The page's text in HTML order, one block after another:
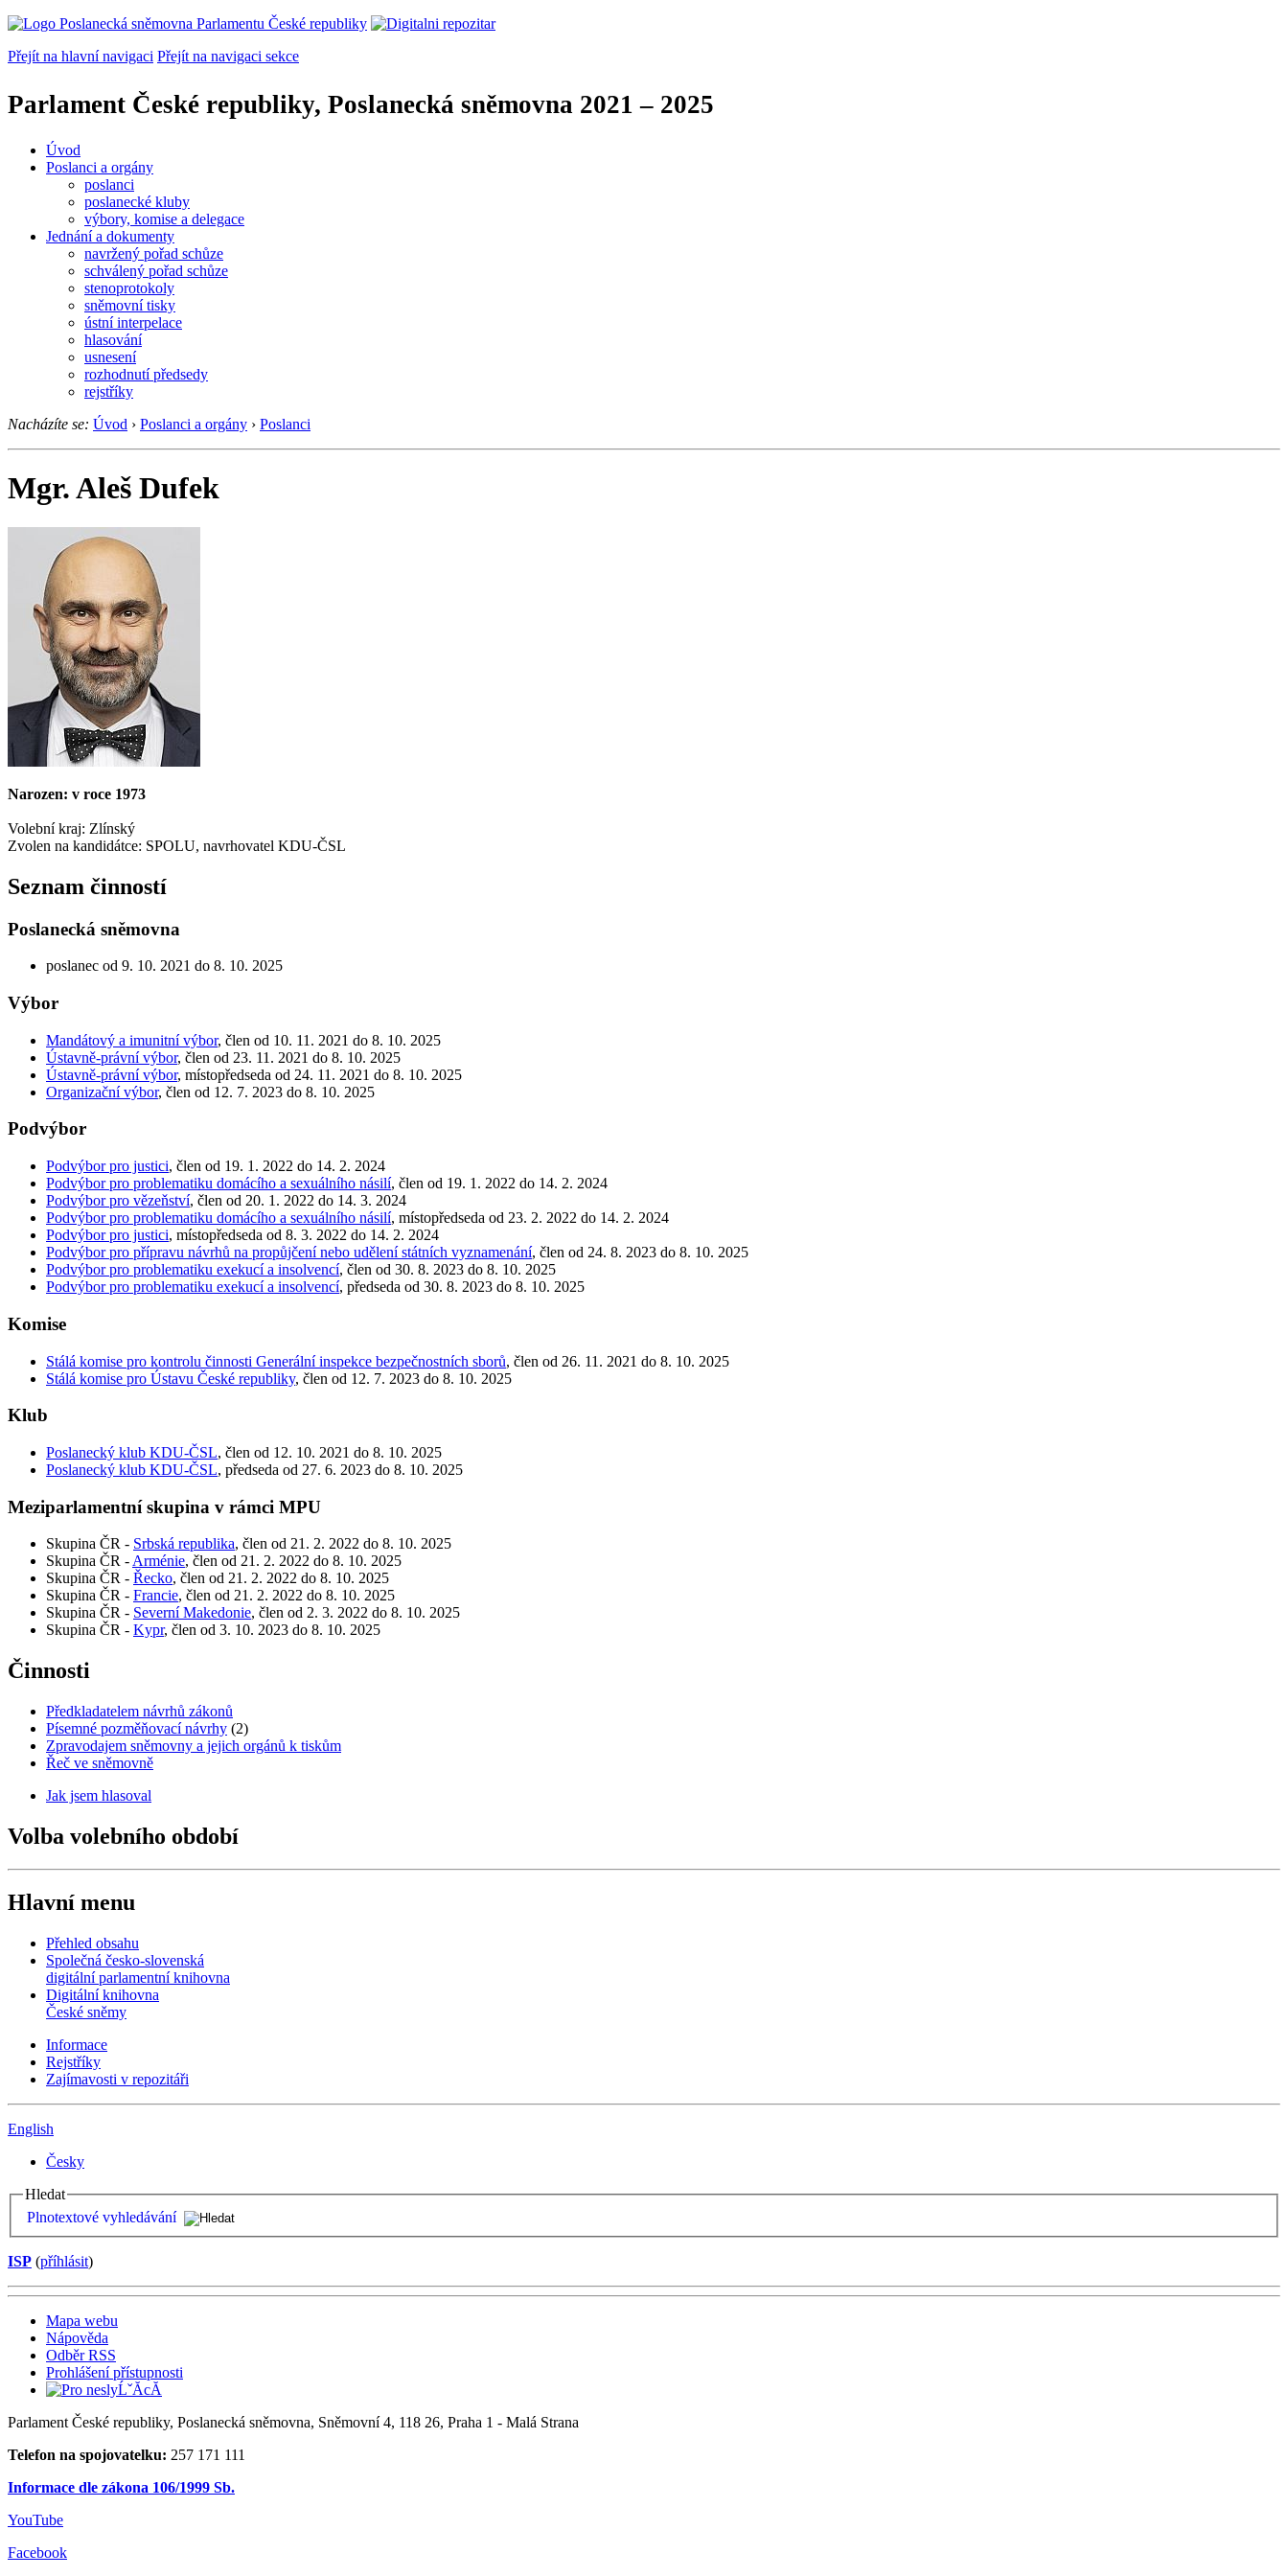
Přejít na hlavní navigaci Přejít na navigaci sekce
Parlament České republiky, Poslanecká sněmovna 2021 – 2025
Úvod
Poslanci a orgány
poslanci
poslanecké kluby
výbory, komise a delegace
Jednání a dokumenty
navržený pořad schůze
schválený pořad schůze
stenoprotokoly
sněmovní tisky
ústní interpelace
hlasování
usnesení
rozhodnutí předsedy
rejstříky
Nacházíte se: Úvod › Poslanci a orgány › Poslanci
Mgr. Aleš Dufek
Narozen: v roce 1973
Volební kraj: Zlínský
Zvolen na kandidátce: SPOLU, navrhovatel KDU-ČSL
Seznam činností
Poslanecká sněmovna
poslanec od 9. 10. 2021 do 8. 10. 2025
Výbor
Mandátový a imunitní výbor, člen od 10. 11. 2021 do 8. 10. 2025
Ústavně-právní výbor, člen od 23. 11. 2021 do 8. 10. 2025
Ústavně-právní výbor, místopředseda od 24. 11. 2021 do 8. 10. 2025
Organizační výbor, člen od 12. 7. 2023 do 8. 10. 2025
Podvýbor
Podvýbor pro justici, člen od 19. 1. 2022 do 14. 2. 2024
Podvýbor pro problematiku domácího a sexuálního násilí, člen od 19. 1. 2022 do 14. 2. 2024
Podvýbor pro vězeňství, člen od 20. 1. 2022 do 14. 3. 2024
Podvýbor pro problematiku domácího a sexuálního násilí, místopředseda od 23. 2. 2022 do 14. 2. 2024
Podvýbor pro justici, místopředseda od 8. 3. 2022 do 14. 2. 2024
Podvýbor pro přípravu návrhů na propůjčení nebo udělení státních vyznamenání, člen od 24. 8. 2023 do 8. 10. 2025
Podvýbor pro problematiku exekucí a insolvencí, člen od 30. 8. 2023 do 8. 10. 2025
Podvýbor pro problematiku exekucí a insolvencí, předseda od 30. 8. 2023 do 8. 10. 2025
Komise
Stálá komise pro kontrolu činnosti Generální inspekce bezpečnostních sborů, člen od 26. 11. 2021 do 8. 10. 2025
Stálá komise pro Ústavu České republiky, člen od 12. 7. 2023 do 8. 10. 2025
Klub
Poslanecký klub KDU-ČSL, člen od 12. 10. 2021 do 8. 10. 2025
Poslanecký klub KDU-ČSL, předseda od 27. 6. 2023 do 8. 10. 2025
Meziparlamentní skupina v rámci MPU
Skupina ČR - Srbská republika, člen od 21. 2. 2022 do 8. 10. 2025
Skupina ČR -Arménie, člen od 21. 2. 2022 do 8. 10. 2025
Skupina ČR - Řecko, člen od 21. 2. 2022 do 8. 10. 2025
Skupina ČR - Francie, člen od 21. 2. 2022 do 8. 10. 2025
Skupina ČR - Severní Makedonie, člen od 2. 3. 2022 do 8. 10. 2025
Skupina ČR - Kypr, člen od 3. 10. 2023 do 8. 10. 2025
Činnosti
Předkladatelem návrhů zákonů
Písemné pozměňovací návrhy (2)
Zpravodajem sněmovny a jejich orgánů k tiskům
Řeč ve sněmovně
Jak jsem hlasoval
Volba volebního období
Hlavní menu
Přehled obsahu
Společná česko-slovenská
digitální parlamentní knihovna
Digitální knihovna
České sněmy
Informace
Rejstříky
Zajímavosti v repozitáři
English
Česky
Hledat
Plnotextové vyhledávání
ISP (příhlásit)
Mapa webu
Nápověda
Odběr RSS
Prohlášení přístupnosti
Parlament České republiky, Poslanecká sněmovna, Sněmovní 4, 118 26, Praha 1 - Malá Strana
Telefon na spojovatelku: 257 171 111
Informace dle zákona 106/1999 Sb.
YouTube
Facebook